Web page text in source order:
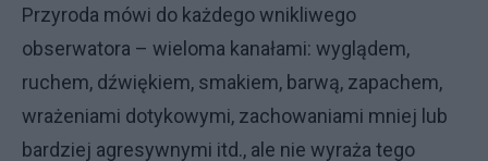
Przyroda mówi do każdego wnikliwego
obserwatora – wieloma kanałami: wyglądem,
ruchem, dźwiękiem, smakiem, barwą, zapachem,
wrażeniami dotykowymi, zachowaniami mniej lub
bardziej agresywnymi itd., ale nie wyraża tego